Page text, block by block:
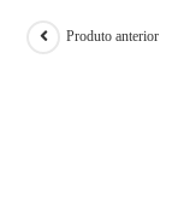
Produto anterior